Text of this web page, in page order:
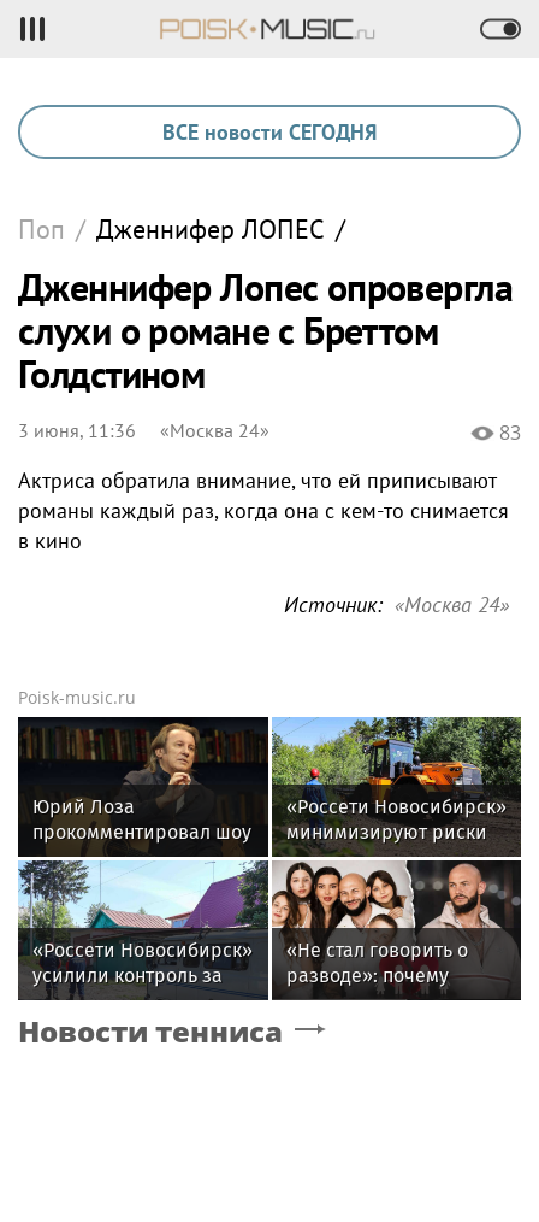
ВСЕ новости СЕГОДНЯ
Поп / Дженнифер ЛОПЕС /
Дженнифер Лопес опровергла
слухи о романе с Бреттом
Голдстином
3 июня, 11:36 «Москва 24» 83
Актриса обратила внимание, что ей приписывают
романы каждый раз, когда она с кем-то снимается
в кино
Источник: «Москва 24»
Poisk-music.ru
Юрий Лоза
прокомментировал шоу
Димы Билана словами
«понты дороже денег»
«Россети Новосибирск»
минимизируют риски
повреждений ЛЭП за
счет масштабной
расчистки просек
«Россети Новосибирск»
усилили контроль за
незаконными
подвесами ВОЛС: охват
«Не стал говорить о
разводе»: почему
Джиган после
расставания
Новости тенниса